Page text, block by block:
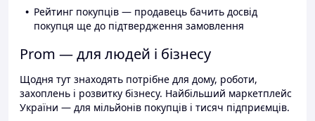
Рейтинг покупців — продавець бачить досвід
покупця ще до підтвердження замовлення
Prom — для людей і бізнесу
Щодня тут знаходять потрібне для дому, роботи,
захоплень і розвитку бізнесу. Найбільший маркетплейс
України — для мільйонів покупців і тисяч підприємців.